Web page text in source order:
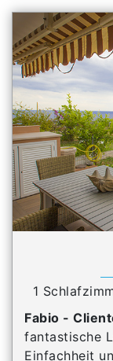
1
Fabio -
fantastische
Einfachheit